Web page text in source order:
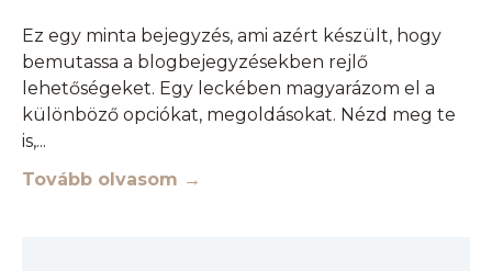
Ez egy minta bejegyzés, ami azért készült, hogy
bemutassa a blogbejegyzésekben rejlő
lehetőségeket. Egy leckében magyarázom el a
különböző opciókat, megoldásokat. Nézd meg te
is,
Tovább olvasom →